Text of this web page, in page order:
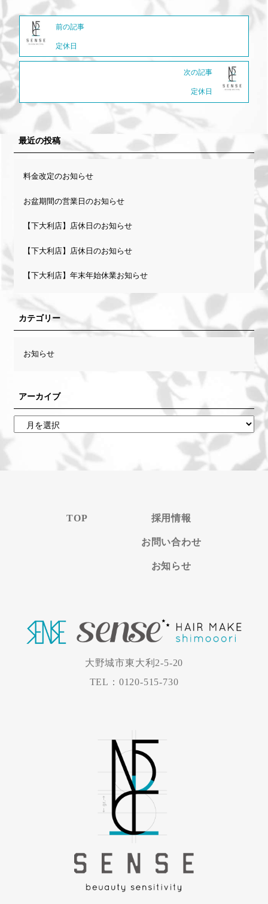
前の記事
定休日
次の記事
定休日
最近の投稿
料金改定のお知らせ
お盆期間の営業日のお知らせ
【下大利店】店休日のお知らせ
【下大利店】店休日のお知らせ
【下大利店】年末年始休業お知らせ
カテゴリー
お知らせ
アーカイブ
大野城市東大利2-5-20
TEL：0120-515-730
TOP 採用情報
お問い合わせ
お知らせ